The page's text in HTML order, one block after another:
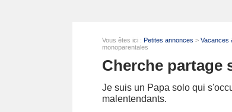
Vous êtes ici : Petites annonces > Vacances
monoparentales
Cherche partage
Je suis un Papa solo qui
malentendants.